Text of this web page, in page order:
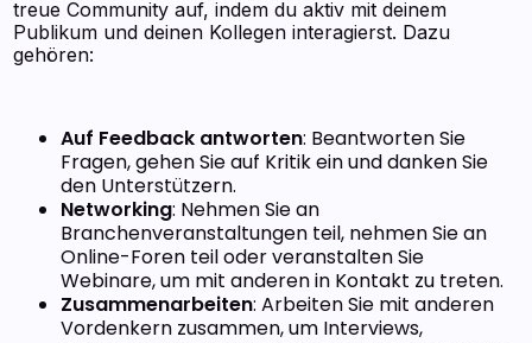
treue Community auf, indem du aktiv mit deinem
Publikum und deinen Kollegen interagierst. Dazu
gehören:
Auf Feedback antworten: Beantworten Sie
Fragen, gehen Sie auf Kritik ein und danken Sie
den Unterstützern.
Networking: Nehmen Sie an
Branchenveranstaltungen teil, nehmen Sie an
Online-Foren teil oder veranstalten Sie
Webinare, um mit anderen in Kontakt zu treten.
Zusammenarbeiten: Arbeiten Sie mit anderen
Vordenkern zusammen, um Interviews,